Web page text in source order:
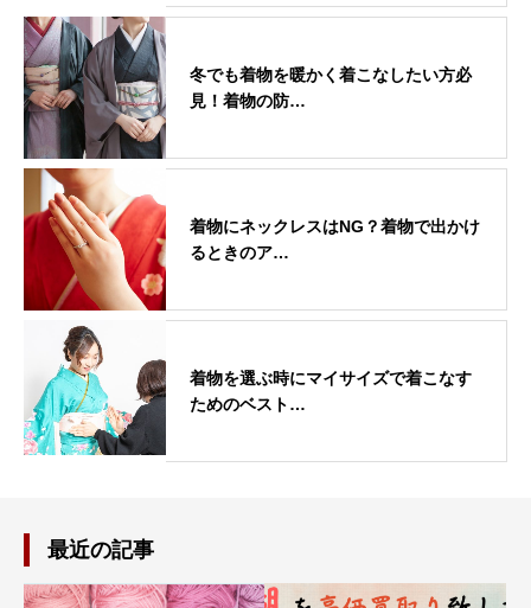
冬でも着物を暖かく着こなしたい方必
見！着物の防…
着物にネックレスはNG？着物で出かけ
るときのア…
着物を選ぶ時にマイサイズで着こなす
ためのベスト…
最近の記事